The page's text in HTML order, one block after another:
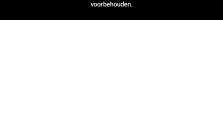
voorbehouden.